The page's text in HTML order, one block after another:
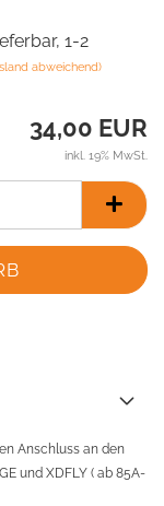
1-2
abweichend)
34,00 EUR
inkl. 19% MwSt.
Anschluss an den
und XDFLY ( ab 85A-